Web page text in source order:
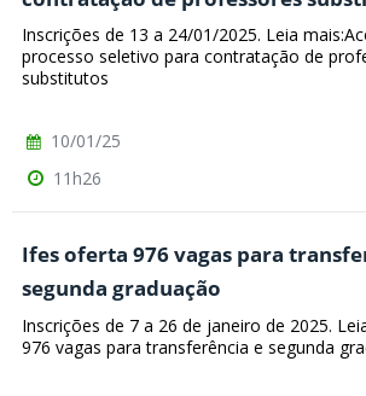
Inscrições de 13 a 24/01/2025. Leia
processo seletivo para contratação de
substitutos
10/01/25
11h26
Ifes oferta 976 vagas para
segunda graduação
Inscrições de 7 a 26 de janeiro de 2025.
976 vagas para transferência e segunda